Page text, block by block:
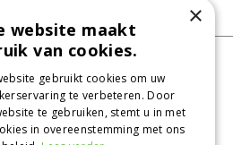
×
website maakt
van cookies.
gebruikt cookies om uw
te verbeteren. Door
te gebruiken, stemt u in met
in overeenstemming met ons